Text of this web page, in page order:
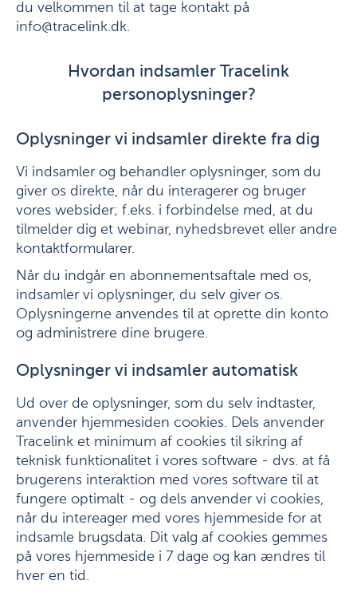
du velkommen til at tage kontakt på
info@tracelink.dk.
Hvordan indsamler Tracelink
personoplysninger?
Oplysninger vi indsamler direkte fra dig
Vi indsamler og behandler oplysninger, som du
giver os direkte, når du interagerer og bruger
vores websider; f.eks. i forbindelse med, at du
tilmelder dig et webinar, nyhedsbrevet eller andre
kontaktformularer.
Når du indgår en abonnementsaftale med os,
indsamler vi oplysninger, du selv giver os.
Oplysningerne anvendes til at oprette din konto
og administrere dine brugere.
Oplysninger vi indsamler automatisk
Ud over de oplysninger, som du selv indtaster,
anvender hjemmesiden cookies. Dels anvender
Tracelink et minimum af cookies til sikring af
teknisk funktionalitet i vores software - dvs. at få
brugerens interaktion med vores software til at
fungere optimalt - og dels anvender vi cookies,
når du intereager med vores hjemmeside for at
indsamle brugsdata. Dit valg af cookies gemmes
på vores hjemmeside i 7 dage og kan ændres til
hver en tid.